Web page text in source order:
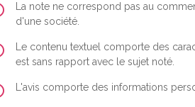
La note ne correspond pas au
d'une société.
Le contenu textuel comporte des
est sans rapport avec le sujet noté.
L'avis comporte des informations